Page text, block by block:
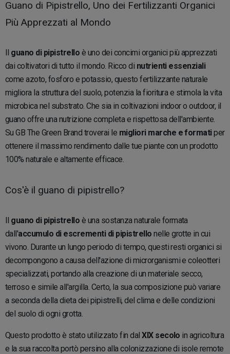
Guano di Pipistrello, Uno dei Fertilizzanti Organici
Più Apprezzati al Mondo
Il guano di pipistrello è uno dei concimi organici più apprezzati
dai coltivatori di tutto il mondo. Ricco di nutrienti essenziali
come azoto, fosforo e potassio, questo fertilizzante naturale
migliora la struttura del suolo, potenzia la fioritura e stimola la vita
microbica nel substrato. Che sia in coltivazioni indoor o outdoor, il
guano offre una nutrizione completa e rispettosa dell'ambiente.
Su GB The Green Brand troverai le migliori marche e formatiper
ottenere il massimo rendimento dalle tue piante con un prodotto
100% naturale e altamente efficace.
Cos'è il guano di pipistrello?
Il guano di pipistrello è una sostanza naturale formata
dall'accumulo di escrementi di pipistrello nelle grotte in cui
vivono. Durante un lungo periodo di tempo, questi resti organici si
decompongono a causa dell'azione di microrganismi e coleotteri
specializzati, portando alla creazione di un materiale secco,
terroso e simile all'argilla. Certo, la sua composizione può variare
a seconda della dieta dei pipistrelli, del clima e delle condizioni
del suolo di ogni grotta.
Questo prodotto è stato utilizzato fin dalXIX secolo in agricoltura
e la sua raccolta portò persino alla colonizzazione di isole remote